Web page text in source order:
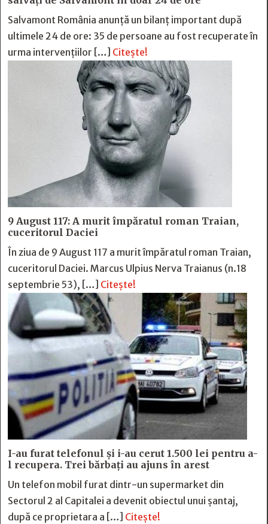
Salvamont România anunță un bilanț important după
ultimele 24 de ore: 35 de persoane au fost recuperate în
urma intervențiilor […] Citește!
9 August 117: A murit împăratul roman Traian,
cuceritorul Daciei
În ziua de 9 August 117 a murit împăratul roman Traian,
cuceritorul Daciei. Marcus Ulpius Nerva Traianus (n.18
septembrie 53), […] Citește!
I-au furat telefonul și i-au cerut 1.500 lei pentru a-
l recupera. Trei bărbați au ajuns în arest
Un telefon mobil furat dintr-un supermarket din
Sectorul 2 al Capitalei a devenit obiectul unui șantaj,
după ce proprietara a […] Citește!